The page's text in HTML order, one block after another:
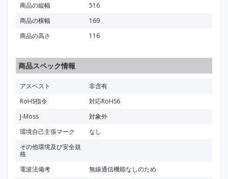
商品の縦幅
516
商品の横幅
169
商品の高さ
116
商品スペック情報
アスベスト
非含有
RoHS指令
対応RoHS6
J-Moss
対象外
環境自己主張マーク
なし
その他環境及び安全規
格
電波法備考
無線通信機能なしのため